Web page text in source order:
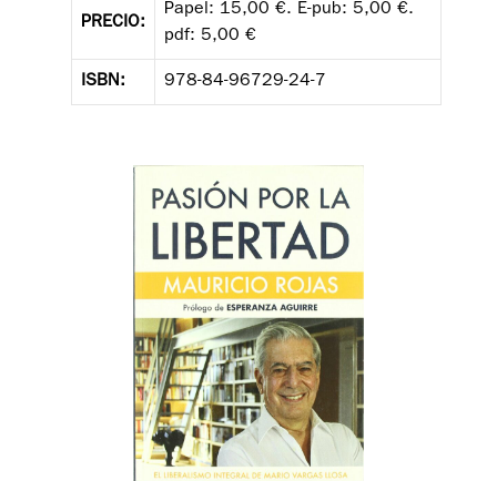
PRECIO:
Papel: 15,00 €. E-pub: 5,00 €.
pdf: 5,00 €
ISBN: 978-84-96729-24-7